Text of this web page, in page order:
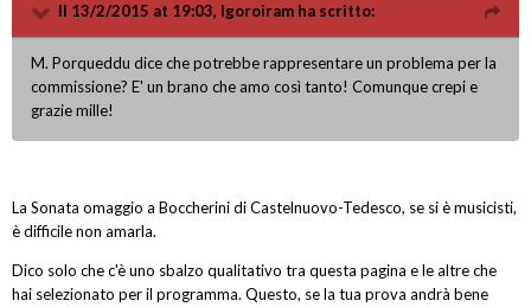
Il 13/2/2015 at 19:03, Igoroiram ha scritto:
M. Porqueddu dice che potrebbe rappresentare un problema per la
commissione? E' un brano che amo così tanto! Comunque crepi e
grazie mille!
La Sonata omaggio a Boccherini di Castelnuovo-Tedesco, se si è musicisti,
è difficile non amarla.
Dico solo che c'è uno sbalzo qualitativo tra questa pagina e le altre che
hai selezionato per il programma. Questo, se la tua prova andrà bene